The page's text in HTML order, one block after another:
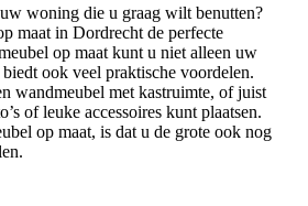
woning die u graag wilt benutten?
maat in Dordrecht de perfecte
op maat kunt u niet alleen uw
ook veel praktische voordelen.
wandmeubel met kastruimte, of juist
of leuke accessoires kunt plaatsen.
op maat, is dat u de grote ook nog